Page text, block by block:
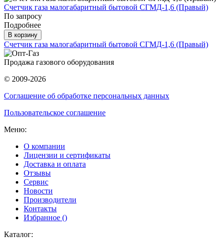
Счетчик газа малогабаритный бытовой СГМД-1,6 (Правый)
По запросу
Подробнее
В корзину
Счетчик газа малогабаритный бытовой СГМД-1,6 (Правый)
Продажа газового оборудования
© 2009-2026
Соглашение об обработке персональных данных
Пользовательское соглашение
Меню:
О компании
Лицензии и сертификаты
Доставка и оплата
Отзывы
Сервис
Новости
Производители
Контакты
Избранное ()
Каталог: